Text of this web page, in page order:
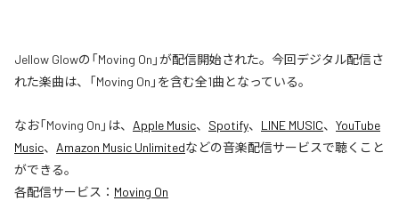
Jellow Glowの「Moving On」が配信開始された。今回デジタル配信さ
れた楽曲は、「Moving On」を含む全1曲となっている。
なお「Moving On 」は、 Apple Music、 Spotify、 LINE MUSIC、 YouTube
Music、 Amazon Music Unlimitedなどの音楽配信サービスで聴くこと
ができる。
各配信サービス： Moving On